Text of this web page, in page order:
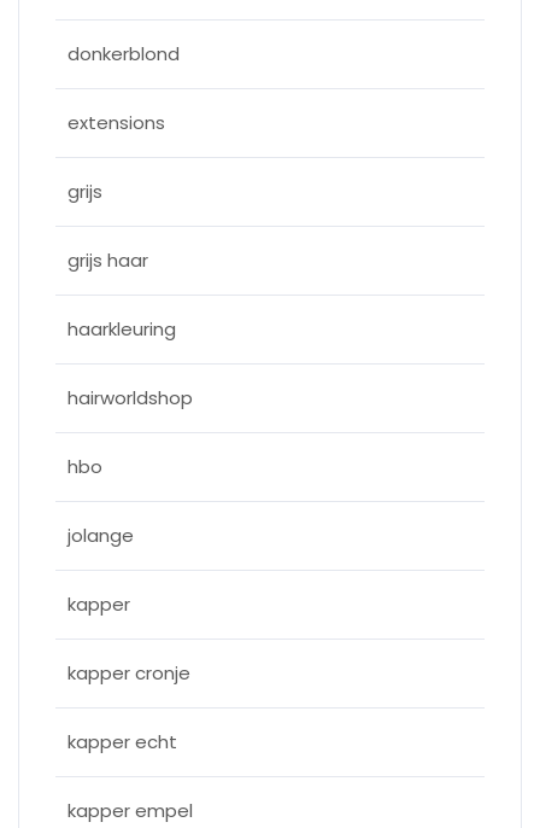
donkerblond
extensions
grijs
grijs haar
haarkleuring
hairworldshop
hbo
jolange
kapper
kapper cronje
kapper echt
kapper empel